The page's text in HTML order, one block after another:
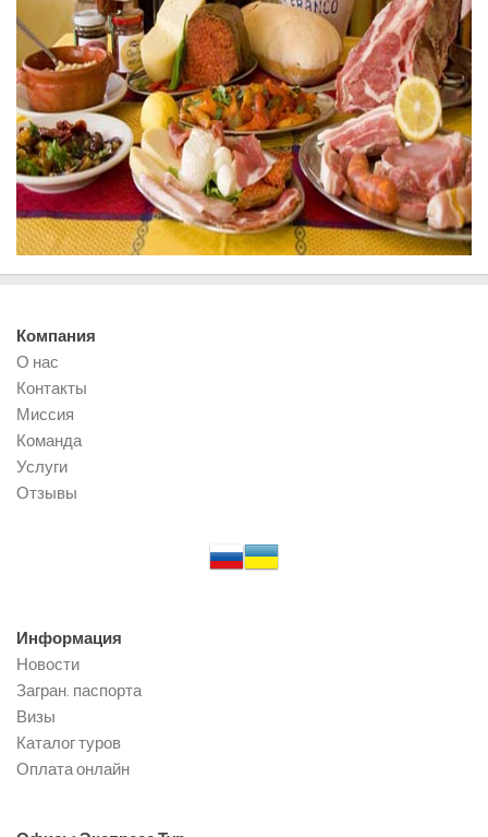
Компания
О нас
Контакты
Миссия
Команда
Услуги
Отзывы
Информация
Новости
Загран. паспорта
Визы
Каталог туров
Оплата онлайн